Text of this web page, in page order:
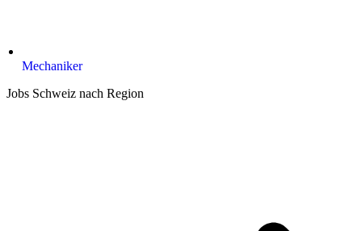
Mechaniker
Jobs Schweiz nach Region